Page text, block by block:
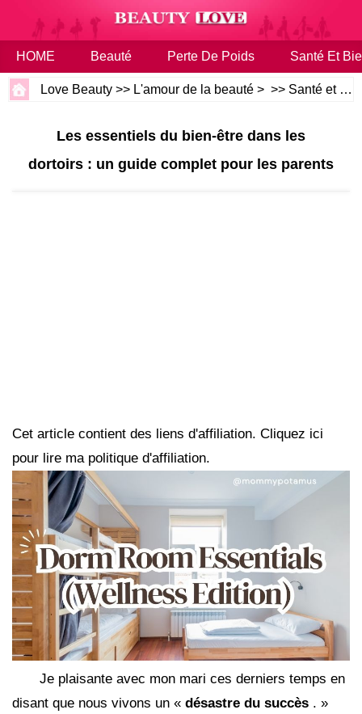
HOME Beauté Perte De Poids Santé Et
Love Beauty >> L'amour de la beauté > >> Santé et bien-être
Les essentiels du bien-être dans les
dortoirs : un guide complet pour les parents
Cet article contient des liens d'affiliation. Cliquez ici
pour lire ma politique d'affiliation.
Je plaisante avec mon mari ces derniers temps en
disant que nous vivons un « désastre du succès . »